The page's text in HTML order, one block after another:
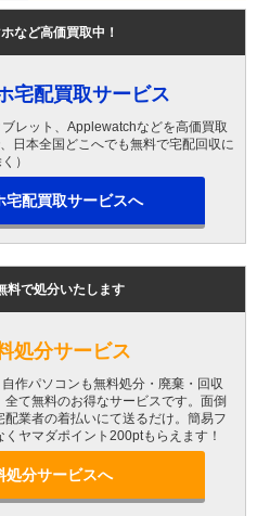
など高価買取中！
宅配買取サービス
レット、Applewatchなどを高価買取
日本全国どこへでも無料で宅配回収に
）
宅配買取サービスへ
料で処分いたします
処分サービス
作パソコンも無料処分・廃棄・回収
て無料のお得なサービスです。面倒
業者の着払いにて送るだけ。簡易フ
ヤマダポイント200ptもらえます！
処分サービスへ